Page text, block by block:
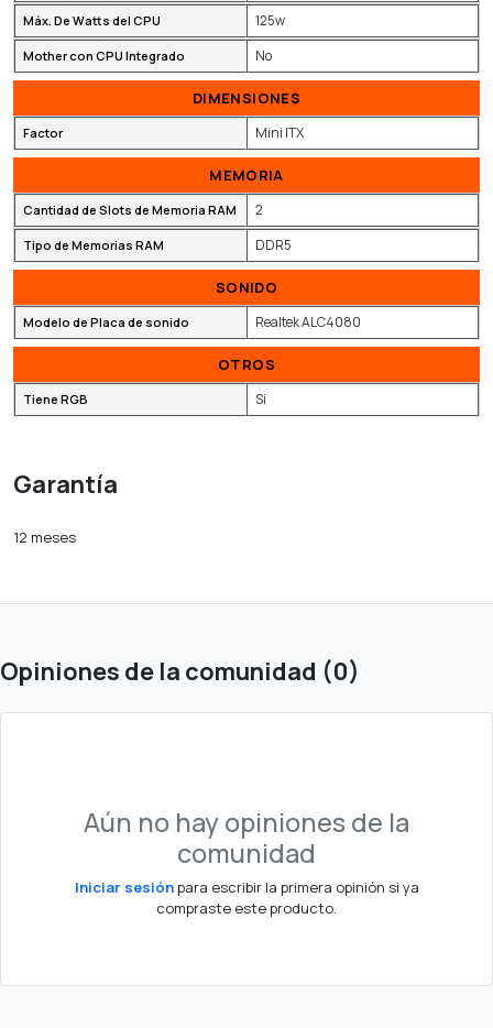
Máx. De Watts del CPU 125w
Mother con CPU Integrado No
DIMENSIONES
Factor Mini ITX
MEMORIA
Cantidad de Slots de Memoria RAM 2
Tipo de Memorias RAM DDR5
SONIDO
Modelo de Placa de sonido Realtek ALC4080
OTROS
Tiene RGB Si
Garantía
12 meses
Opiniones de la comunidad (0)
Aún no hay opiniones de la
comunidad
Iniciar sesiónpara escribir la primera opinión si ya
compraste este producto.